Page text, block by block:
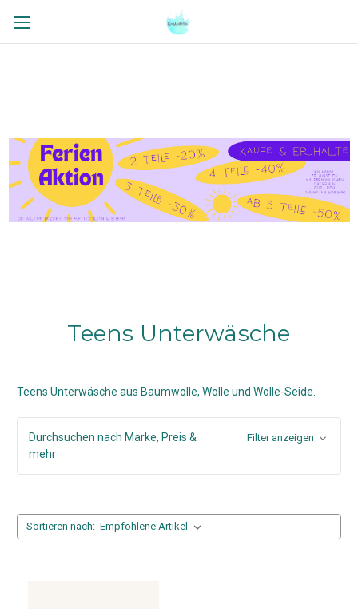
Teens Unterwäsche
Teens Unterwäsche aus Baumwolle, Wolle und Wolle-Seide.
Durchsuchen nach Marke, Preis &
mehr
Filter anzeigen
Sortieren nach: